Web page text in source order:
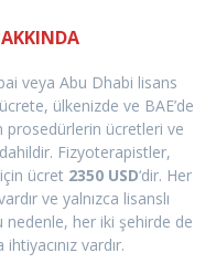
veya Abu Dhabi lisans
ülkenizde ve BAE’de
prosedürlerin ücretleri ve
Fizyoterapistler,
ücret 2350 USD‘dir. Her
ve yalnızca lisanslı
nedenle, her iki şehirde de
vardır.